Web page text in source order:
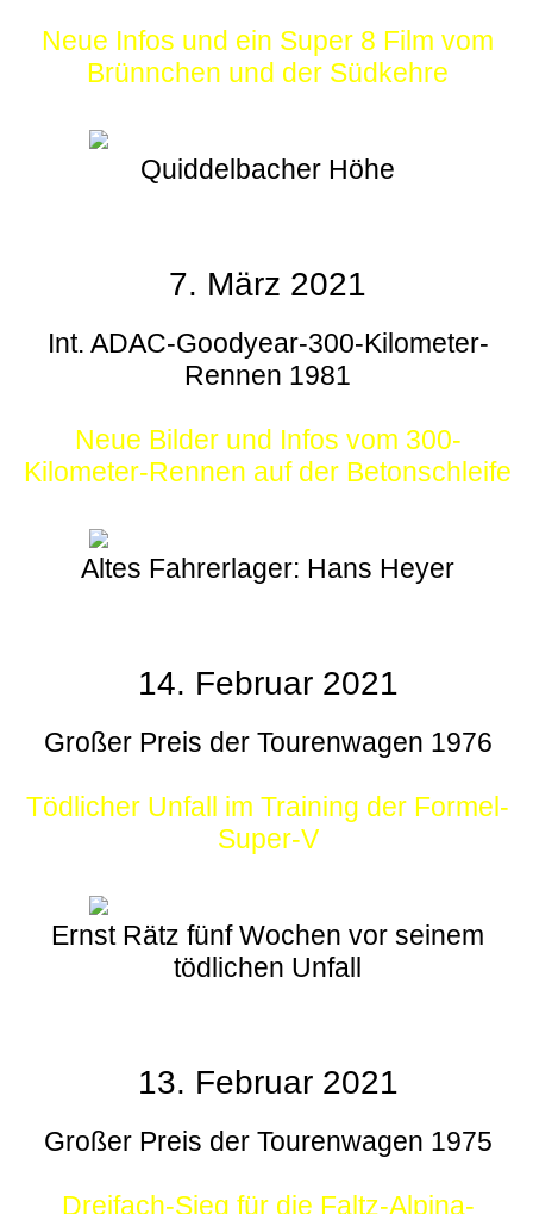
Neue Infos und ein Super 8 Film vom
Brünnchen und der Südkehre
Quiddelbacher Höhe
7. März 2021
Int. ADAC-Goodyear-300-Kilometer-
Rennen 1981
Neue Bilder und Infos vom 300-
Kilometer-Rennen auf der Betonschleife
Altes Fahrerlager: Hans Heyer
14. Februar 2021
Großer Preis der Tourenwagen 1976
Tödlicher Unfall im Training der Formel-
Super-V
Ernst Rätz fünf Wochen vor seinem
tödlichen Unfall
13. Februar 2021
Großer Preis der Tourenwagen 1975
Dreifach-Sieg für die Faltz-Alpina-